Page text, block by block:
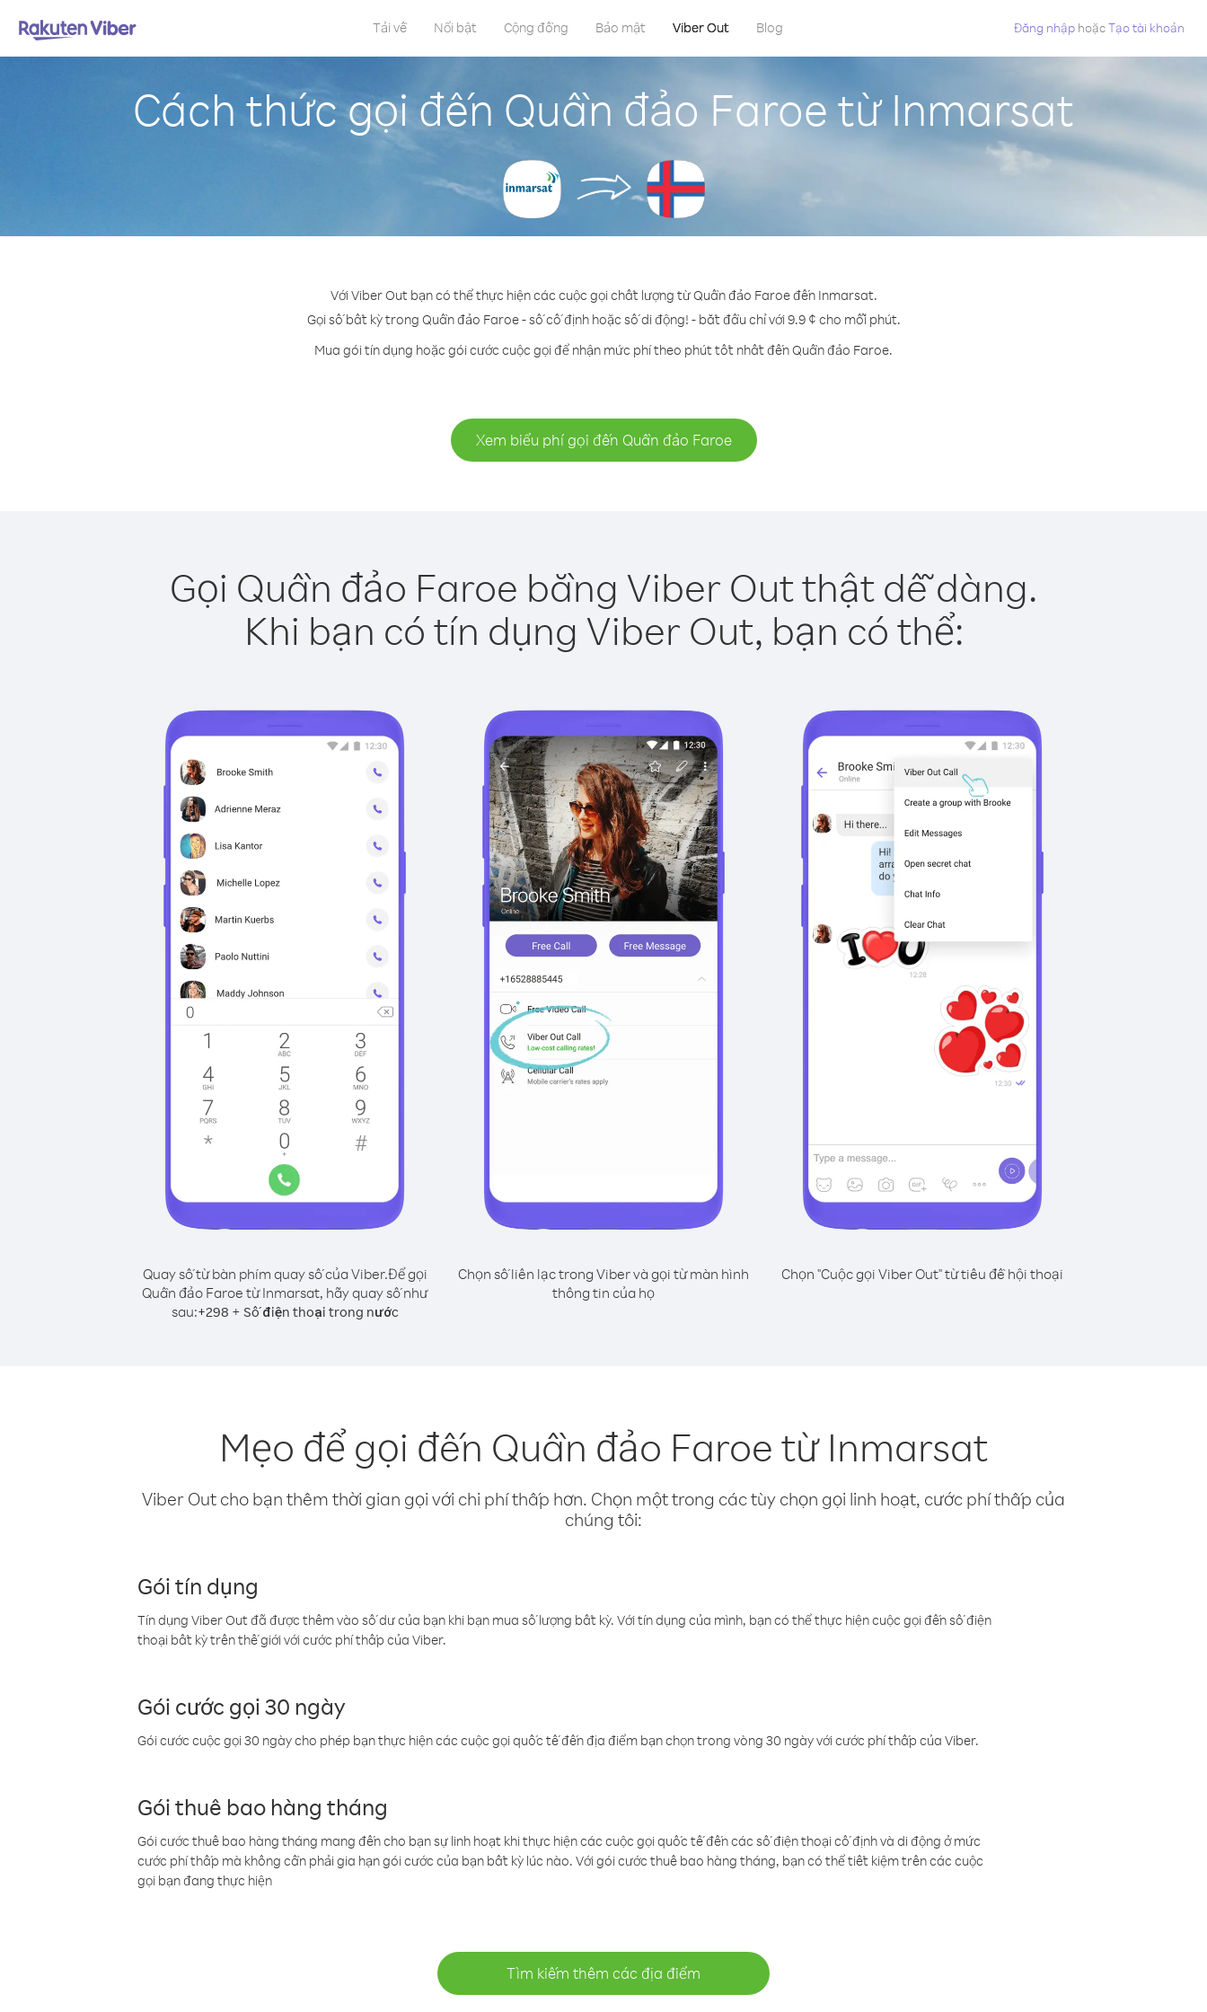
Tải về Nổi bật Cộng đồng Bảo mật Viber Out Blog Đăng nhập hoặcTạo tài khoản
Cách thức gọi đến Quần đảo Faroe từ Inmarsat
Với Viber Out bạn có thể thực hiện các cuộc gọi chất lượng từ Quần đảo Faroe đến Inmarsat.
Gọi số bất kỳ trong Quần đảo Faroe - số cố định hoặc số di động! - bắt đầu chỉ với 9.9 ¢ cho mỗi phút.
Mua gói tín dụng hoặc gói cước cuộc gọi để nhận mức phí theo phút tốt nhất đến Quần đảo Faroe.
Xem biểu phí gọi đến Quần đảo Faroe
Gọi Quần đảo Faroe bằng Viber Out thật dễ dàng.
Khi bạn có tín dụng Viber Out, bạn có thể:
Quay số từ bàn phím quay số của Viber.Để gọi
Quần đảo Faroe từ Inmarsat, hãy quay số như
sau:+298 + Số điện thoại trong nước
Chọn số liên lạc trong Viber và gọi từ màn hình
thông tin của họ
Chọn "Cuộc gọi Viber Out" từ tiêu đề hội thoại
Mẹo để gọi đến Quần đảo Faroe từ Inmarsat
Viber Out cho bạn thêm thời gian gọi với chi phí thấp hơn. Chọn một trong các tùy chọn gọi linh hoạt, cước phí thấp của
chúng tôi:
Gói tín dụng
Tín dụng Viber Out đã được thêm vào số dư của bạn khi bạn mua số lượng bất kỳ. Với tín dụng của mình, bạn có thể thực hiện cuộc gọi đến số điện
thoại bất kỳ trên thế giới với cước phí thấp của Viber.
Gói cước gọi 30 ngày
Gói cước cuộc gọi 30 ngày cho phép bạn thực hiện các cuộc gọi quốc tế đến địa điểm bạn chọn trong vòng 30 ngày với cước phí thấp của Viber.
Gói thuê bao hàng tháng
Gói cước thuê bao hàng tháng mang đến cho bạn sự linh hoạt khi thực hiện các cuộc gọi quốc tế đến các số điện thoại cố định và di động ở mức
cước phí thấp mà không cần phải gia hạn gói cước của bạn bất kỳ lúc nào. Với gói cước thuê bao hàng tháng, bạn có thể tiết kiệm trên các cuộc
gọi bạn đang thực hiện
Tìm kiếm thêm các địa điểm